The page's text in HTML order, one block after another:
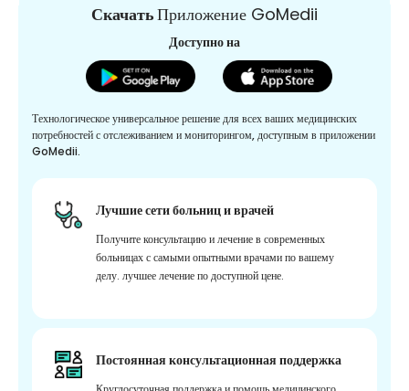
СкачатьПриложение GoMedii
Доступно на
Технологическое универсальное решение для всех ваших медицинских
потребностей с отслеживанием и мониторингом, доступным в приложении
GoMedii.
Лучшие сети больниц и врачей
Получите консультацию и лечение в современных
больницах с самыми опытными врачами по вашему
делу. лучшее лечение по доступной цене.
Постоянная консультационная поддержка